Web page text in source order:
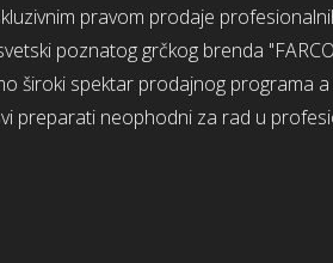
pravom prodaje
poznatog grčkog brenda
široki spektar prodajnog programa a
preparati neophodni za rad u